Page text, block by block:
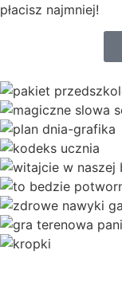
płacisz najmniej!